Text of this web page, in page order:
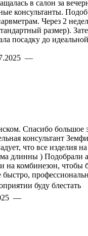
в салон за
консультанты.
Через 2
размер).
посадку до
—
Спасибо большое
консультант
что все изделия
длинны ) Подобрали
на комбинезон, чтобы
быстро,
буду блестать
—